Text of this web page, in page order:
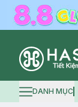
Logo
Hamburger icon
DANH MỤC